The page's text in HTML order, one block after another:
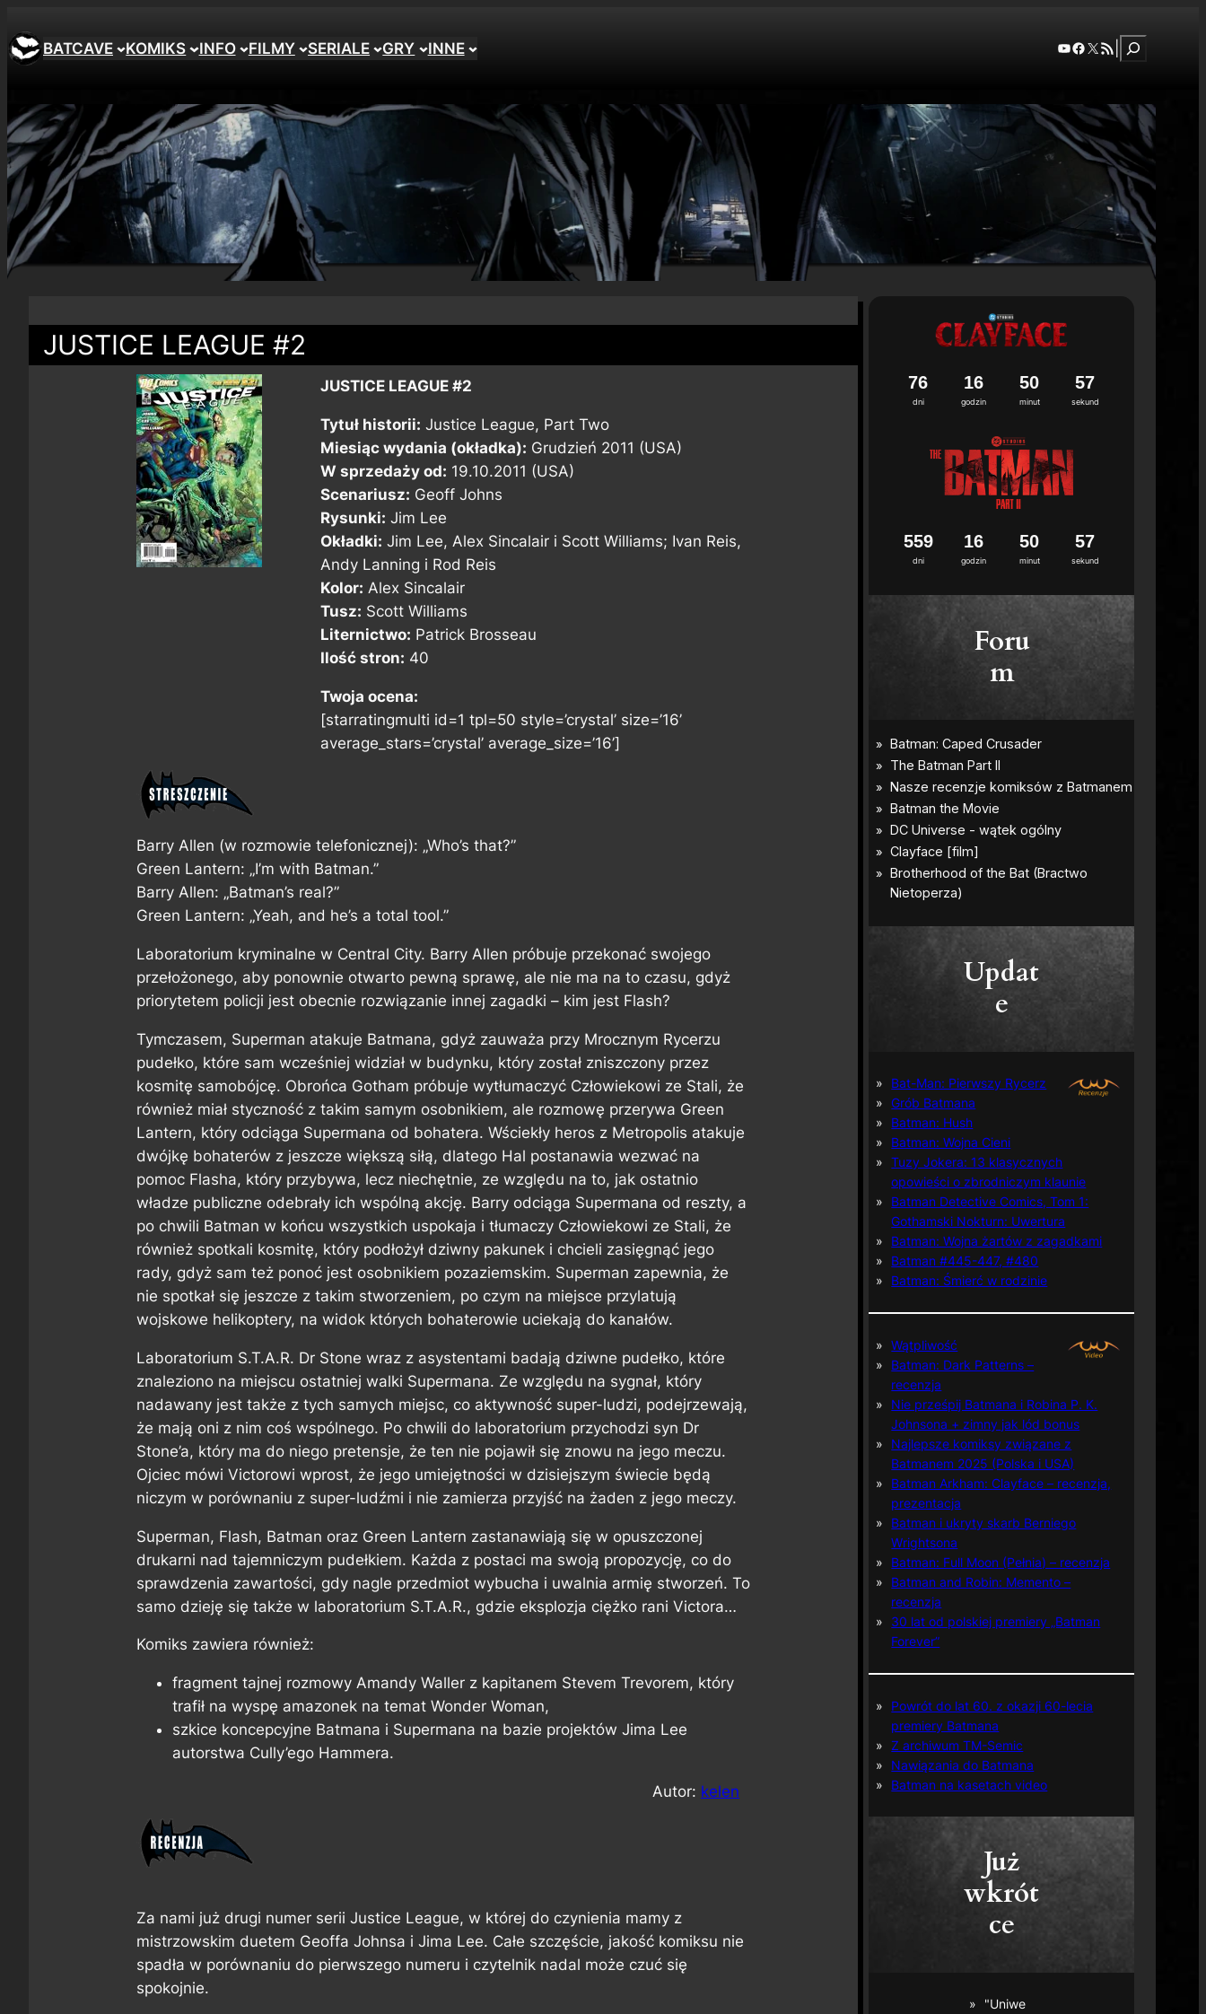
BATCAVE KOMIKS INFO FILMY SERIALE GRY INNE YouTube
Facebook
X RSS FeedSzukaj
JUSTICE LEAGUE #2
JUSTICE LEAGUE #2
Tytuł historii: Justice League, Part Two
Miesiąc wydania (okładka): Grudzień 2011 (USA)
W sprzedaży od: 19.10.2011 (USA)
Scenariusz: Geoff Johns
Rysunki: Jim Lee
Okładki: Jim Lee, Alex Sincalair i Scott Williams; Ivan Reis,
Andy Lanning i Rod Reis
Kolor: Alex Sincalair
Tusz: Scott Williams
Liternictwo: Patrick Brosseau
Ilość stron: 40
Twoja ocena:
[starratingmulti id=1 tpl=50 style=’crystal’ size=’16’
average_stars=’crystal’ average_size=’16’]
Barry Allen (w rozmowie telefonicznej): „Who’s that?”
Green Lantern: „I’m with Batman.”
Barry Allen: „Batman’s real?”
Green Lantern: „Yeah, and he’s a total tool.”
Laboratorium kryminalne w Central City. Barry Allen próbuje przekonać swojego
przełożonego, aby ponownie otwarto pewną sprawę, ale nie ma na to czasu, gdyż
priorytetem policji jest obecnie rozwiązanie innej zagadki – kim jest Flash?
Tymczasem, Superman atakuje Batmana, gdyż zauważa przy Mrocznym Rycerzu
pudełko, które sam wcześniej widział w budynku, który został zniszczony przez
kosmitę samobójcę. Obrońca Gotham próbuje wytłumaczyć Człowiekowi ze Stali, że
również miał styczność z takim samym osobnikiem, ale rozmowę przerywa Green
Lantern, który odciąga Supermana od bohatera. Wściekły heros z Metropolis atakuje
dwójkę bohaterów z jeszcze większą siłą, dlatego Hal postanawia wezwać na
pomoc Flasha, który przybywa, lecz niechętnie, ze względu na to, jak ostatnio
władze publiczne odebrały ich wspólną akcję. Barry odciąga Supermana od reszty, a
po chwili Batman w końcu wszystkich uspokaja i tłumaczy Człowiekowi ze Stali, że
również spotkali kosmitę, który podłożył dziwny pakunek i chcieli zasięgnąć jego
rady, gdyż sam też ponoć jest osobnikiem pozaziemskim. Superman zapewnia, że
nie spotkał się jeszcze z takim stworzeniem, po czym na miejsce przylatują
wojskowe helikoptery, na widok których bohaterowie uciekają do kanałów.
Laboratorium S.T.A.R. Dr Stone wraz z asystentami badają dziwne pudełko, które
znaleziono na miejscu ostatniej walki Supermana. Ze względu na sygnał, który
nadawany jest także z tych samych miejsc, co aktywność super-ludzi, podejrzewają,
że mają oni z nim coś wspólnego. Po chwili do laboratorium przychodzi syn Dr
Stone’a, który ma do niego pretensje, że ten nie pojawił się znowu na jego meczu.
Ojciec mówi Victorowi wprost, że jego umiejętności w dzisiejszym świecie będą
niczym w porównaniu z super-ludźmi i nie zamierza przyjść na żaden z jego meczy.
Superman, Flash, Batman oraz Green Lantern zastanawiają się w opuszczonej
drukarni nad tajemniczym pudełkiem. Każda z postaci ma swoją propozycję, co do
sprawdzenia zawartości, gdy nagle przedmiot wybucha i uwalnia armię stworzeń. To
samo dzieję się także w laboratorium S.T.A.R., gdzie eksplozja ciężko rani Victora…
Komiks zawiera również:
fragment tajnej rozmowy Amandy Waller z kapitanem Stevem Trevorem, który
trafił na wyspę amazonek na temat Wonder Woman,
szkice koncepcyjne Batmana i Supermana na bazie projektów Jima Lee
autorstwa Cully’ego Hammera.
Autor: kelen
Za nami już drugi numer serii Justice League, w której do czynienia mamy z
mistrzowskim duetem Geoffa Johnsa i Jima Lee. Całe szczęście, jakość komiksu nie
spadła w porównaniu do pierwszego numeru i czytelnik nadal może czuć się
spokojnie.
dni
76
godzin
16
minut
50
sekund
56
dni
559
godzin
16
minut
50
sekund
56
Foru
m
Updat
e
Bat-Man: Pierwszy Rycerz
Grób Batmana
Batman: Hush
Batman: Wojna Cieni
Tuzy Jokera: 13 klasycznych
opowieści o zbrodniczym klaunie
Batman Detective Comics, Tom 1:
Gothamski Nokturn: Uwertura
Batman: Wojna żartów z zagadkami
Batman #445-447, #480
Batman: Śmierć w rodzinie
Wątpliwość
Batman: Dark Patterns –
recenzja
Nie prześpij Batmana i Robina P. K.
Johnsona + zimny jak lód bonus
Najlepsze komiksy związane z
Batmanem 2025 (Polska i USA)
Batman Arkham: Clayface – recenzja,
prezentacja
Batman i ukryty skarb Berniego
Wrightsona
Batman: Full Moon (Pełnia) – recenzja
Batman and Robin: Memento –
recenzja
30 lat od polskiej premiery „Batman
Forever”
Powrót do lat 60. z okazji 60-lecia
premiery Batmana
Z archiwum TM-Semic
Nawiązania do Batmana
Batman na kasetach video
Już
wkrót
ce
"Uniwe